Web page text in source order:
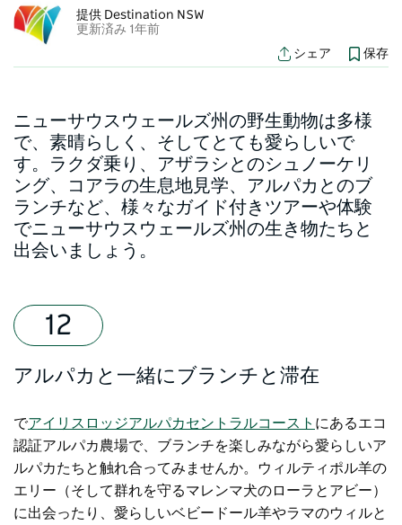
提供 Destination NSW
更新済み 1年前
シェア
保存
ニューサウスウェールズ州の野生動物は多様
で、素晴らしく、そしてとても愛らしいで
す。ラクダ乗り、アザラシとのシュノーケリ
ング、コアラの生息地見学、アルパカとのブ
ランチなど、様々なガイド付きツアーや体験
でニューサウスウェールズ州の生き物たちと
出会いましょう。
アルパカと一緒にブランチと滞在
でアイリスロッジアルパカセントラルコースト にあるエコ
認証アルパカ農場で、ブランチを楽しみながら愛らしいア
ルパカたちと触れ合ってみませんか。ウィルティポル羊の
エリー（そして群れを守るマレンマ犬のローラとアビー）
に出会ったり、愛らしいベビードール羊やラマのウィルと